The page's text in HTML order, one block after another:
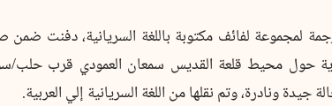
لمجموعة لفائف مكتوبة باللغة السريانية، دفنت
حول محيط قلعة القديس سمعان العمودي قرب حلب/
جيدة ونادرة، وتم نقلها من اللغة السريانية إلي العربية.